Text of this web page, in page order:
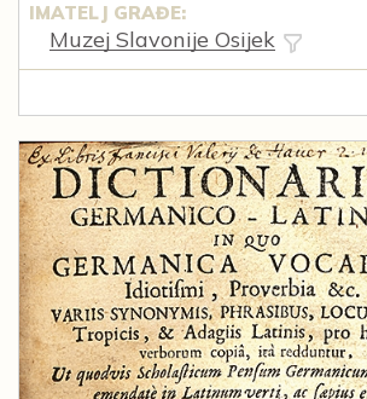
IMATELJ GRAĐE:
Muzej Slavonije Osijek